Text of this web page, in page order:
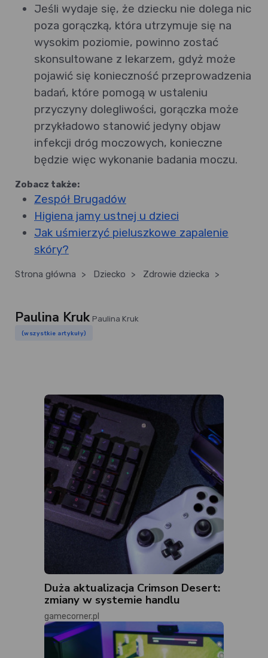
Jeśli wydaje się, że dziecku nie dolega nic
poza gorączką, która utrzymuje się na
wysokim poziomie, powinno zostać
skonsultowane z lekarzem, gdyż może
pojawić się konieczność przeprowadzenia
badań, które pomogą w ustaleniu
przyczyny dolegliwości, gorączka może
przykładowo stanowić jedyny objaw
infekcji dróg moczowych, konieczne
będzie więc wykonanie badania moczu.
Zobacz także:
Zespół Brugadów
Higiena jamy ustnej u dzieci
Jak uśmierzyć pieluszkowe zapalenie
skóry?
Strona główna > Dziecko > Zdrowie dziecka >
Paulina Kruk Paulina Kruk
(wszystkie artykuły)
Duża aktualizacja Crimson Desert:
zmiany w systemie handlu
gamecorner.pl